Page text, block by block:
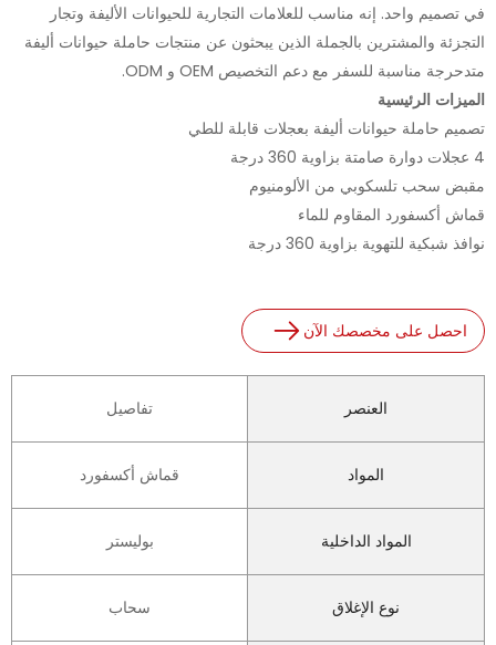
في تصميم واحد. إنه مناسب للعلامات التجارية للحيوانات الأليفة وتجار
التجزئة والمشترين بالجملة الذين يبحثون عن منتجات حاملة حيوانات أليفة
متدحرجة مناسبة للسفر مع دعم التخصيص OEM و ODM.
الميزات الرئيسية
تصميم حاملة حيوانات أليفة بعجلات قابلة للطي
4 عجلات دوارة صامتة بزاوية 360 درجة
مقبض سحب تلسكوبي من الألومنيوم
قماش أكسفورد المقاوم للماء
نوافذ شبكية للتهوية بزاوية 360 درجة
احصل على مخصصك الآن
العنصر تفاصيل
المواد قماش أكسفورد
المواد الداخلية بوليستر
نوع الإغلاق سحاب